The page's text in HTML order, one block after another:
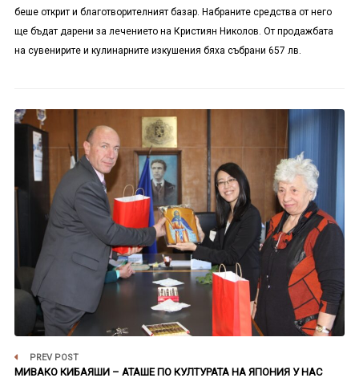
беше открит и благотворителният базар. Набраните средства от него
ще бъдат дарени за лечението на Кристиян Николов. От продажбата
на сувенирите и кулинарните изкушения бяха събрани 657 лв.
PREV POST
МИВАКО КИБАЯШИ – АТАШЕ ПО КУЛТУРАТА НА ЯПОНИЯ У НАС